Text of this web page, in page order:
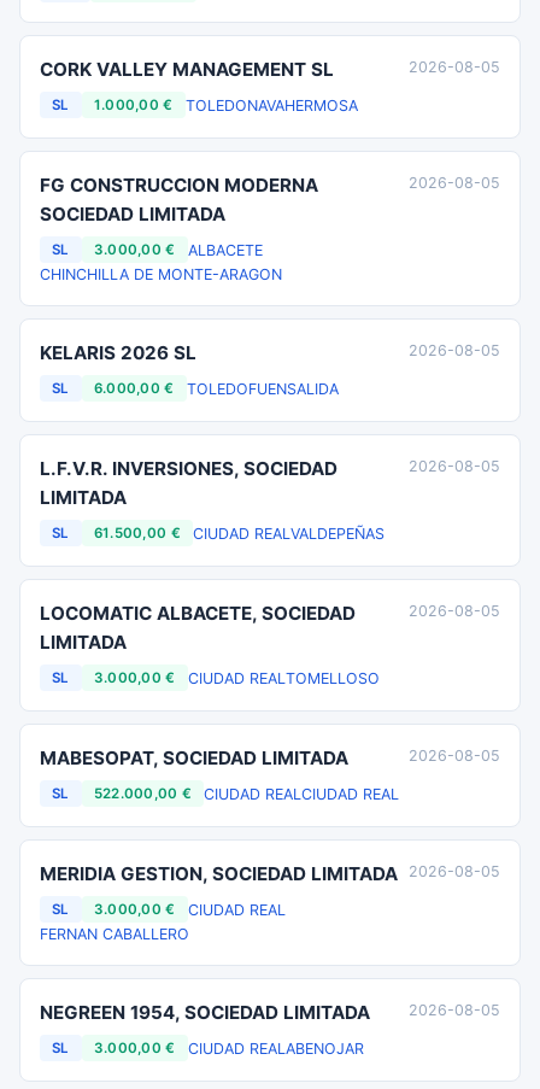
CORK VALLEY MANAGEMENT SL
SL 1.000,00 € TOLEDONAVAHERMOSA
2026-08-05
FG CONSTRUCCION MODERNA
SOCIEDAD LIMITADA
SL 3.000,00 €
ALBACETE
CHINCHILLA DE MONTE-ARAGON
2026-08-05
KELARIS 2026 SL
SL 6.000,00 € TOLEDOFUENSALIDA
2026-08-05
L.F.V.R. INVERSIONES, SOCIEDAD
LIMITADA
SL 61.500,00 € CIUDAD REAL VALDEPEÑAS
2026-08-05
LOCOMATIC ALBACETE, SOCIEDAD
LIMITADA
SL 3.000,00 € CIUDAD REAL TOMELLOSO
2026-08-05
MABESOPAT, SOCIEDAD LIMITADA
SL 522.000,00 € CIUDAD REALCIUDAD REAL
2026-08-05
MERIDIA GESTION, SOCIEDAD LIMITADA
SL 3.000,00 €
CIUDAD REAL
FERNAN CABALLERO
2026-08-05
NEGREEN 1954, SOCIEDAD LIMITADA
SL 3.000,00 € CIUDAD REAL ABENOJAR
2026-08-05